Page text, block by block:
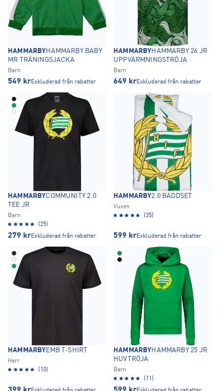
HAMMARBYHAMMARBY BABY
MR TRÄNINGSJACKA
Barn
549 krExkluderad från rabatter
HAMMARBYHAMMARBY 26 JR
UPPVÄRMNINGSTRÖJA
Barn
649 krExkluderad från rabatter
HAMMARBYCOMMUNITY 2.0
TEE JR
Barn
(25)
279 krExkluderad från rabatter
HAMMARBY2.0 BÄDDSET
Vuxen
(35)
599 krExkluderad från rabatter
HAMMARBYEMB T-SHIRT
Herr
(10)
HAMMARBYHAMMARBY 25 JR
HUVTRÖJA
Barn
(11)